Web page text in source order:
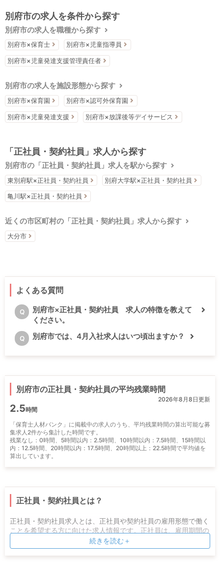
別府市の求人を条件から探す
別府市の求人を職種から探す
別府市×保育士 別府市×児童指導員
別府市×児童発達支援管理責任者
別府市の求人を施設形態から探す
別府市×保育園 別府市×認可外保育園
別府市×児童発達支援 別府市×放課後等デイサービス
「正社員・契約社員」求人から探す
別府市の「正社員・契約社員」求人を駅から探す
東別府駅×正社員・契約社員 別府大学駅×正社員・契約社員
亀川駅×正社員・契約社員
近くの市区町村の「正社員・契約社員」求人から探す
大分市
よくある質問
Q
別府市×正社員・契約社員 求人の特徴を教えて
ください。
Q 別府市では、4月入社求人はいつ頃出ますか？
別府市の正社員・契約社員の平均残業時間
2026年8月8日更新
2.5時間
「保育士人材バンク」に掲載中の求人のうち、平均残業時間の算出可能な募
集求人2件から集計した時間です。
残業なし：0時間、5時間以内：2.5時間、10時間以内：7.5時間、15時間以
内：12.5時間、20時間以内：17.5時間、20時間以上：22.5時間で平均値を
算出しています。
正社員・契約社員とは？
続きを読む＋
正社員・契約社員求人とは、正社員や契約社員の雇用形態で働く
ことを希望する方に向けた求人情報です。正社員は、雇用期間の
定めがなく、直接雇用で、主にフルタイムで働く雇用形態のこと
です。また契約社員は、正社員とは違って雇用期間が定められて
いる雇用形態を指します。